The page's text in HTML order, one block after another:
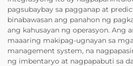
pagsubaybay sa pagganap at
binabawasan ang panahon ng
ang kahusayan ng operasyon. Ang
maaaring makipag-ugnayan sa
management system, na
ng imbentaryo at nagpapabuti sa